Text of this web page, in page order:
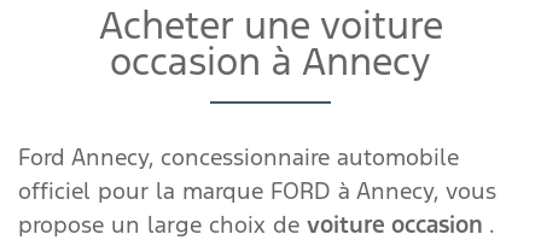
Acheter une voiture
occasion à Annecy
Ford Annecy, concessionnaire automobile
officiel pour la marque FORD à Annecy, vous
propose un large choix de voiture occasion .